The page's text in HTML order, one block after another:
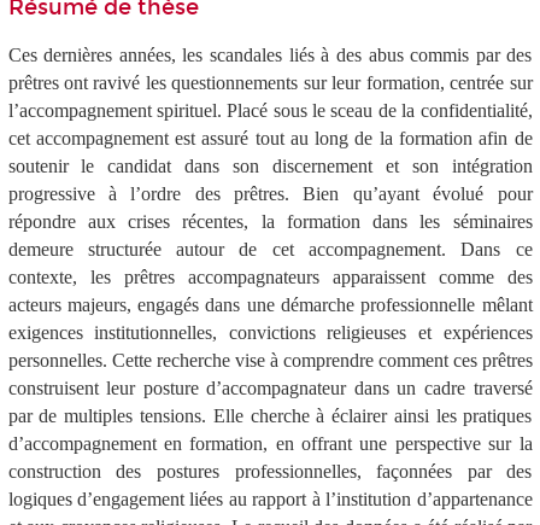
Résumé de thèse
Ces dernières années, les scandales liés à des abus commis par des
prêtres ont ravivé les questionnements sur leur formation, centrée sur
l’accompagnement spirituel. Placé sous le sceau de la confidentialité,
cet accompagnement est assuré tout au long de la formation afin de
soutenir le candidat dans son discernement et son intégration
progressive à l’ordre des prêtres. Bien qu’ayant évolué pour
répondre aux crises récentes, la formation dans les séminaires
demeure structurée autour de cet accompagnement. Dans ce
contexte, les prêtres accompagnateurs apparaissent comme des
acteurs majeurs, engagés dans une démarche professionnelle mêlant
exigences institutionnelles, convictions religieuses et expériences
personnelles. Cette recherche vise à comprendre comment ces prêtres
construisent leur posture d’accompagnateur dans un cadre traversé
par de multiples tensions. Elle cherche à éclairer ainsi les pratiques
d’accompagnement en formation, en offrant une perspective sur la
construction des postures professionnelles, façonnées par des
logiques d’engagement liées au rapport à l’institution d’appartenance